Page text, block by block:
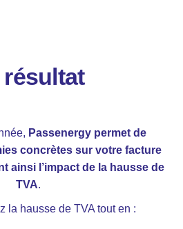
résultat
Passenergy permet de
concrètes sur votre facture
ainsi l’impact de la hausse de
TVA.
la hausse de TVA tout en :